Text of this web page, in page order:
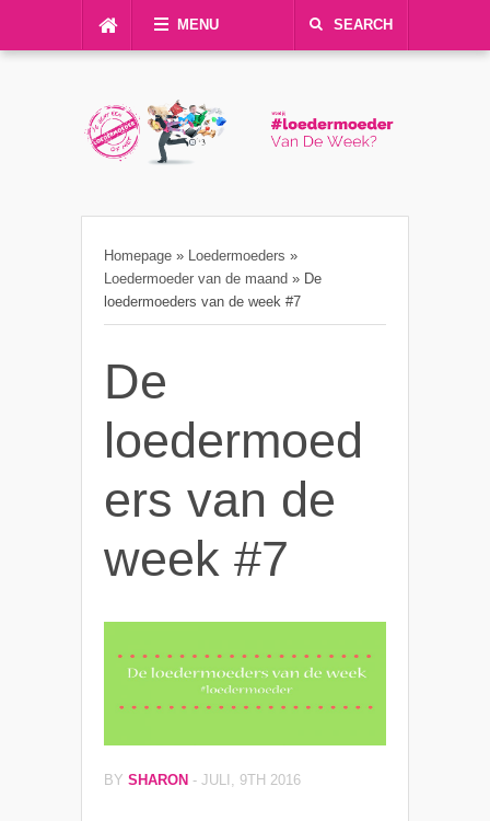
MENU SEARCH
Homepage » Loedermoeders »
Loedermoeder van de maand » De
loedermoeders van de week #7
De
loedermoed
ers van de
week #7
BY SHARON - JULI, 9TH 2016